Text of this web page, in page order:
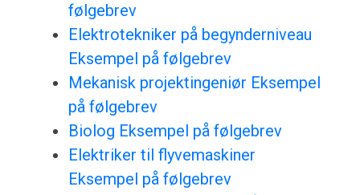
følgebrev
Elektrotekniker på begynderniveau
Eksempel på følgebrev
Mekanisk projektingeniør Eksempel
på følgebrev
Biolog Eksempel på følgebrev
Elektriker til flyvemaskiner
Eksempel på følgebrev